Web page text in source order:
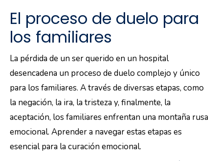
El proceso de duelo para
los familiares
La pérdida de un ser querido en un hospital
desencadena un proceso de duelo complejo y único
para los familiares. A través de diversas etapas, como
la negación, la ira, la tristeza y, finalmente, la
aceptación, los familiares enfrentan una montaña rusa
emocional. Aprender a navegar estas etapas es
esencial para la curación emocional.